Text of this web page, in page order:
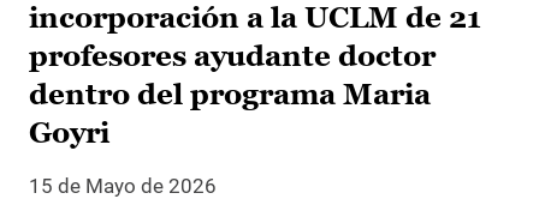
incorporación a la UCLM de 21
profesores ayudante doctor
dentro del programa Maria
Goyri
15 de Mayo de 2026